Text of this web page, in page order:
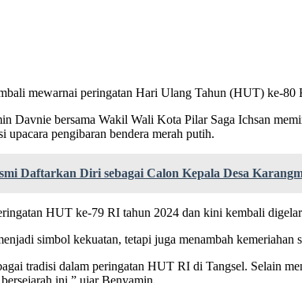
mewarnai peringatan Hari Ulang Tahun (HUT) ke-
Davnie bersama Wakil Wali Kota Pilar Saga Ichsan
pengibaran bendera merah putih.
Daftarkan Diri sebagai Calon Kepala Desa
HUT ke-79 RI tahun 2024 dan kini kembali
simbol kekuatan, tetapi juga menambah kemeriahan
tradisi dalam peringatan HUT RI di Tangsel. Selain
ini,” ujar Benyamin.